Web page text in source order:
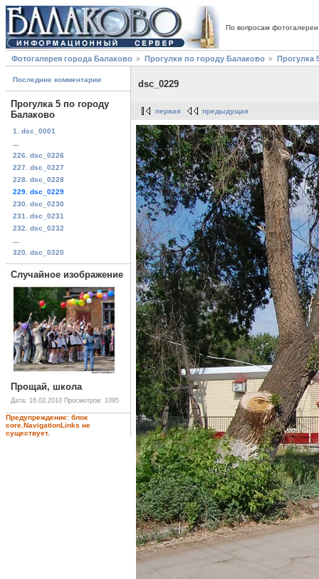
По вопросам
Фотогалерея города Балаково Прогулки по городу Балаково Прогулка
Последние комментарии
Прогулка 5 по городу
Балаково
1. dsc_0001
226. dsc_0226
227. dsc_0227
228. dsc_0228
229. dsc_0229
230. dsc_0230
231. dsc_0231
232. dsc_0232
320. dsc_0320
Случайное изображение
Прощай, школа
Дата: 16.02.2010 Просмотров: 1095
Предупреждение: блок
core.NavigationLinks не
существует.
dsc_0229
первая предыдущая